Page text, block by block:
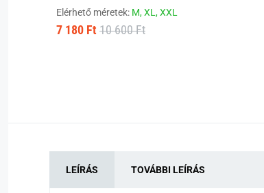
Elérhető méretek: M,XL,XXL
7 180 Ft 10 600 Ft
LEÍRÁS TOVÁBBI LEÍRÁS